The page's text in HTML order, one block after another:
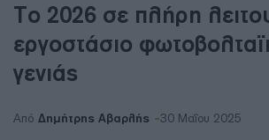
Το 2026 σε πλήρη
εργοστάσιο
γενιάς
Από Δημήτρης Αβαρλής 30 Μαΐου 2025